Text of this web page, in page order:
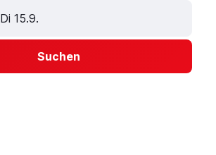
Di 15.9.
Suchen